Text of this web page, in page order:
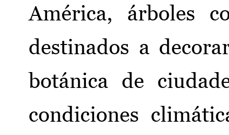
América, árboles
destinados a
botánica de
condiciones